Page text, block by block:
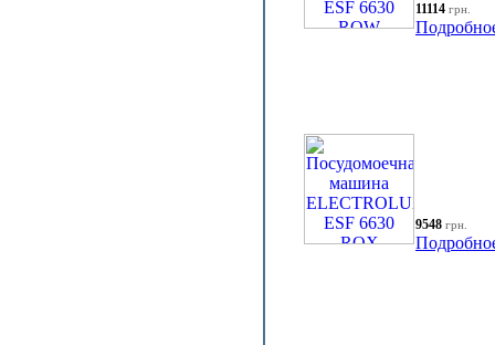
11114 грн.
9548 грн.